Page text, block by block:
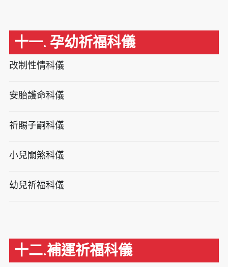
十一. 孕幼祈福科儀
改制性情科儀
安胎護命科儀
祈賜子嗣科儀
小兒關煞科儀
幼兒祈福科儀
十二.補運祈福科儀